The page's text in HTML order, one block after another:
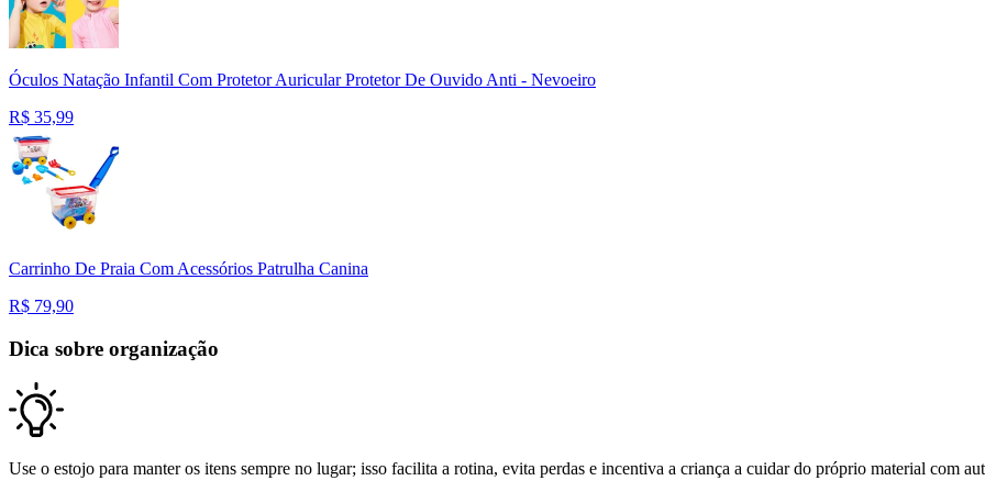
Óculos Natação Infantil Com Protetor Auricular Protetor De Ouvido Anti - Nevoeiro
R$ 35,99
Carrinho De Praia Com Acessórios Patrulha Canina
R$ 79,90
Dica sobre organização
Use o estojo para manter os itens sempre no lugar; isso facilita a rotina, evita perdas e incentiva a criança a cuidar do próprio material com